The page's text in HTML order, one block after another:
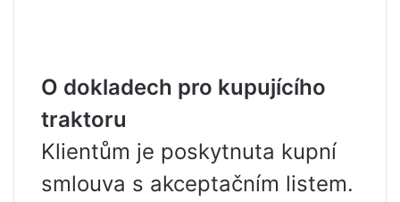
O dokladech pro kupujícího
traktoru
Klientům je poskytnuta kupní
smlouva s akceptačním listem.